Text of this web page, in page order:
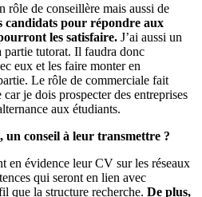
rôle de conseillère mais aussi de
candidats pour répondre aux
les satisfaire. J’ai aussi un
partie tutorat. Il faudra donc
eux et les faire monter en
Le rôle de commerciale fait
je dois prospecter des entreprises
aux étudiants.
conseil à leur transmettre ?
en évidence leur CV sur les réseaux
qui seront en lien avec
que la structure recherche. De plus,